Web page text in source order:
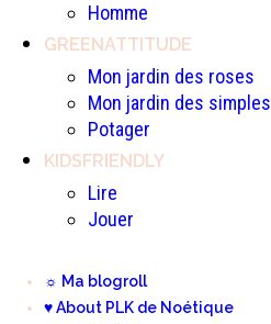
Homme
GREENATTITUDE
Mon jardin des roses
Mon jardin des simples
Potager
KIDSFRIENDLY
Lire
Jouer
☼ Ma blogroll
♥ About PLK de Noétique